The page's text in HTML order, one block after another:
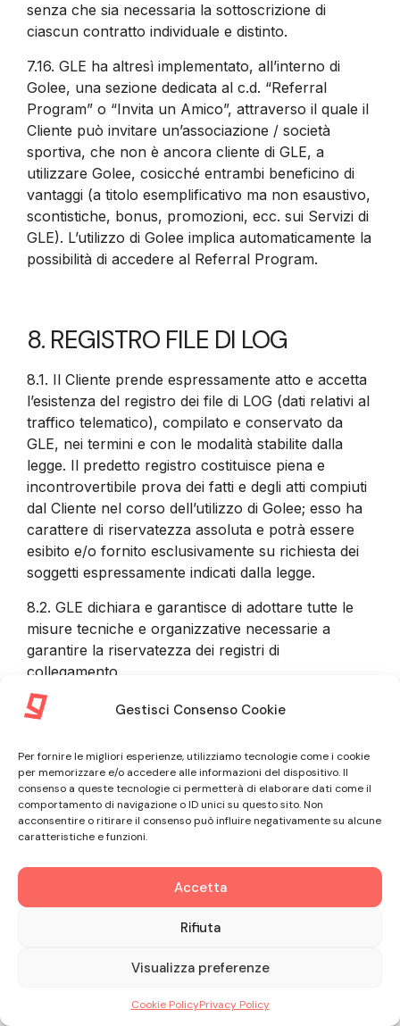
Gestisci Consenso Cookie
Per fornire le migliori esperienze, utilizziamo tecnologie come i cookie
per memorizzare e/o accedere alle informazioni del dispositivo. Il
consenso a queste tecnologie ci permetterà di elaborare dati come il
comportamento di navigazione o ID unici su questo sito. Non
acconsentire o ritirare il consenso può influire negativamente su alcune
caratteristiche e funzioni.
Accetta
Rifiuta
Visualizza preferenze
Cookie PolicyPrivacy Policy
senza che sia necessaria la sottoscrizione di
ciascun contratto individuale e distinto.
7.16. GLE ha altresì implementato, all’interno di
Golee, una sezione dedicata al c.d. “Referral
Program” o “Invita un Amico”, attraverso il quale il
Cliente può invitare un’associazione / società
sportiva, che non è ancora cliente di GLE, a
utilizzare Golee, cosicché entrambi beneficino di
vantaggi (a titolo esemplificativo ma non esaustivo,
scontistiche, bonus, promozioni, ecc. sui Servizi di
GLE). L’utilizzo di Golee implica automaticamente la
possibilità di accedere al Referral Program.
8. REGISTRO FILE DI LOG
8.1. Il Cliente prende espressamente atto e accetta
l’esistenza del registro dei file di LOG (dati relativi al
traffico telematico), compilato e conservato da
GLE, nei termini e con le modalità stabilite dalla
legge. Il predetto registro costituisce piena e
incontrovertibile prova dei fatti e degli atti compiuti
dal Cliente nel corso dell’utilizzo di Golee; esso ha
carattere di riservatezza assoluta e potrà essere
esibito e/o fornito esclusivamente su richiesta dei
soggetti espressamente indicati dalla legge.
8.2. GLE dichiara e garantisce di adottare tutte le
misure tecniche e organizzative necessarie a
garantire la riservatezza dei registri di
collegamento.
9. INFORMAZIONI FORNITE DAL
CLIENTE
9.1. Nel corso della procedura di sottoscrizione del
Contratto e nel corso dell’intero rapporto
commerciale con il Cliente, GLE tratta informazioni
non personali riguardanti il Professionista
associato all’Account Amministratore, oltre a
informazioni personali riguardanti il Professionista
caso il Cliente si impegna a fornire informazioni
rappresentare falsamente il rapporto con qualsiasi